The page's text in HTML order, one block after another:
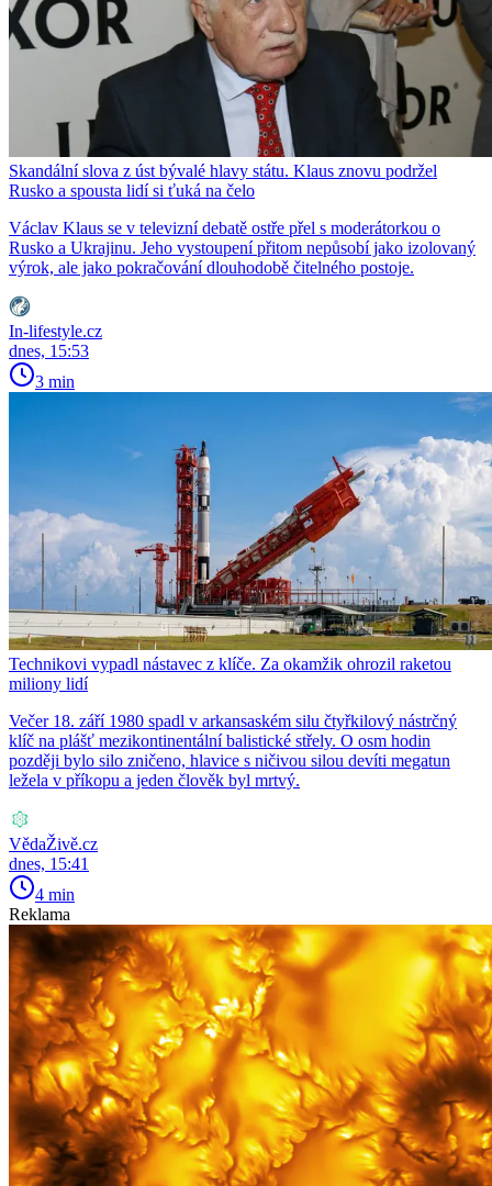
Skandální slova z úst bývalé hlavy státu. Klaus znovu podržel
Rusko a spousta lidí si ťuká na čelo
Václav Klaus se v televizní debatě ostře přel s moderátorkou o
Rusko a Ukrajinu. Jeho vystoupení přitom nepůsobí jako izolovaný
výrok, ale jako pokračování dlouhodobě čitelného postoje.
In-lifestyle.cz
dnes, 15:53
3 min
Technikovi vypadl nástavec z klíče. Za okamžik ohrozil raketou
miliony lidí
Večer 18. září 1980 spadl v arkansaském silu čtyřkilový nástrčný
klíč na plášť mezikontinentální balistické střely. O osm hodin
později bylo silo zničeno, hlavice s ničivou silou devíti megatun
ležela v příkopu a jeden člověk byl mrtvý.
VědaŽivě.cz
dnes, 15:41
4 min
Reklama